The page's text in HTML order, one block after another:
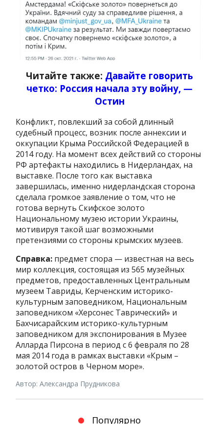
Читайте также: Давайте говорить
четко: Россия начала эту войну, —
Остин
Конфликт, повлекший за собой длинный
судебный процесс, возник после аннексии и
оккупации Крыма Российской Федерацией в
2014 году. На момент всех действий со стороны
РФ артефакты находились в Нидерландах, на
выставке. После того как выставка
завершилась, именно нидерландская сторона
сделала громкое заявление о том, что не
готова вернуть Скифское золото
Национальному музею истории Украины,
мотивируя такой шаг возможными
претензиями со стороны крымских музеев.
Справка: предмет спора — известная на весь
мир коллекция, состоящая из 565 музейных
предметов, предоставленных Центральным
музеем Тавриды, Керченским историко-
культурным заповедником, Национальным
заповедником «Херсонес Таврический» и
Бахчисарайским историко-культурным
заповедником для экспонирования в Музее
Алларда Пирсона в период с 6 февраля по 28
мая 2014 года в рамках выставки «Крым –
золотой остров в Черном море».
Автор: Александра Прудникова
Популярно